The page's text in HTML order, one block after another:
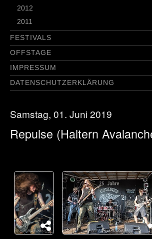
2012
2011
FESTIVALS
OFFSTAGE
IMPRESSUM
DATENSCHUTZERKLÄRUNG
Samstag, 01. Juni 2019
Repulse (Haltern